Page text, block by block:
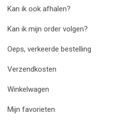
Kan ik ook afhalen?
Kan ik mijn order volgen?
Oeps, verkeerde bestelling
Verzendkosten
Winkelwagen
Mijn favorieten